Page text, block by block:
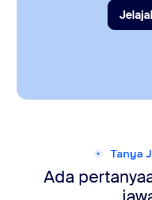
Tanya
Ada